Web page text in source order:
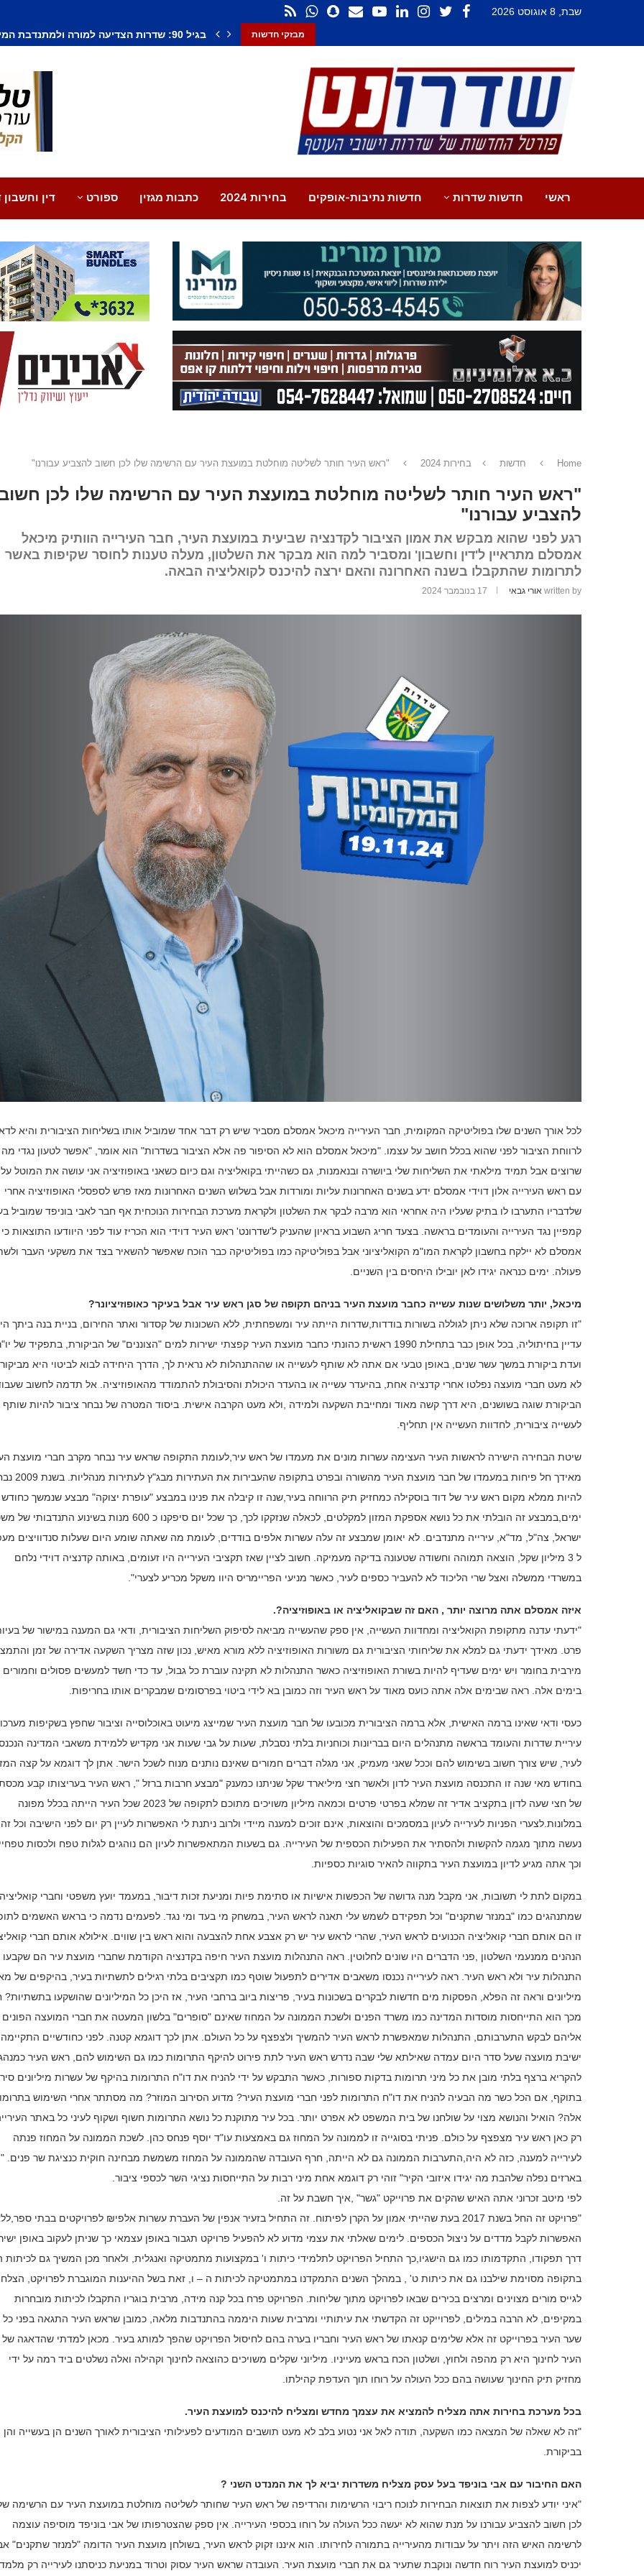
שבת, 8 אוגוסט 2026
מבזקי חדשות חשד לחיסול בנתיבות: אדם נורה למוות, צעיר
ראשי חדשות שדרות חדשות נתיבות-אופקים בחירות 2024 כתבות מגזין ספורט דין וחשבון
Home חדשות בחירות 2024 "ראש העיר חותר לשליטה מוחלטת במועצת העיר עם הרשימה שלו לכן חשוב להצביע עבורנו"
"ראש העיר חותר לשליטה מוחלטת במועצת העיר עם הרשימה שלו לכן חשוב
להצביע עבורנו"
רגע לפני שהוא מבקש את אמון הציבור לקדנציה שביעית במועצת העיר, חבר העירייה הוותיק מיכאל
אמסלם מתראיין ל'דין וחשבון' ומסביר למה הוא מבקר את השלטון, מעלה טענות לחוסר שקיפות באשר
לתרומות שהתקבלו בשנה האחרונה והאם ירצה להיכנס לקואליציה הבאה.
written by אורי גבאי 17 בנובמבר 2024
לכל אורך השנים שלו בפוליטיקה המקומית, חבר העירייה מיכאל אמסלם מסביר שיש רק דבר אחד שמוביל אותו בשליחות הציבורית והיא
לרווחת הציבור לפני שהוא בכלל חושב על עצמו. "מיכאל אמסלם הוא לא הסיפור פה אלא הציבור בשדרות" הוא אומר, "אפשר לטעון נגדי מה
שרוצים אבל תמיד מילאתי את השליחות שלי ביושרה ובנאמנות, גם כשהייתי בקואליציה וגם כיום כשאני באופוזיציה אני עושה את המוטל
עם ראש העירייה אלון דוידי אמסלם ידע בשנים האחרונות עליות ומורדות אבל בשלוש השנים האחרונות מאז פרש לספסלי האופוזיציה אחרי
שלדבריו התערבו לו בתיק שעליו היה אחראי הוא מרבה לבקר את השלטון ולקראת מערכת הבחירות הנוכחית אף חבר לאבי בוניפד שמוביל
קמפיין נגד העירייה והעומדים בראשה. בצעד חריג השבוע בראיון שהעניק ל'שדרונט' ראש העיר דוידי הוא הכריז עוד לפני היוודעו התוצאות כי
אמסלם לא יילקח בחשבון לקראת המו"מ הקואליציוני אבל בפוליטיקה כמו בפוליטיקה כבר הוכח שאפשר להשאיר בצד את משקעי העבר
פעולה. ימים כנראה יגידו לאן יובילו היחסים בין השניים.
מיכאל, יותר משלושים שנות עשייה כחבר מועצת העיר בניהם תקופה של סגן ראש עיר אבל בעיקר כאופוזיציונר?
"זו תקופה ארוכה שלא ניתן לגוללה בשורות בודדות,שדרות הייתה עיר ומשפחתית, ללא השכונות של קסדור ואתר החירום, בניית בנה ביתך
עדיין בחיתוליה, בכל אופן כבר בתחילת 1990 ראשית כהונתי כחבר מועצת העיר קפצתי ישירות למים "הצוננים" של הביקורת, בתפקיד של
ועדת ביקורת במשך עשר שנים, באופן טבעי אם אתה לא שותף לעשייה או שההתנהלות לא נראית לך, הדרך היחידה לבוא לביטוי היא
לא מעט חברי מועצה נפלטו אחרי קדנציה אחת, בהיעדר עשייה או בהעדר היכולת והסיבולת להתמודד מהאופוזיציה. אל תדמה לחשוב
הביקורת שוגה בשושנים, היא דרך קשה מאוד ומחייבת השקעה ולמידה ,ולא מעט הקרבה אישית. ביסוד המטרה של נבחר ציבור להיות שותף
לעשייה ציבורית, לחדוות העשייה אין תחליף.
שיטת הבחירה הישירה לראשות העיר העצימה עשרות מונים את מעמדו של ראש עיר,לעומת התקופה שראש עיר נבחר מקרב חברי מועצת
מאידך חל פיחות במעמדו של חבר מועצת העיר
להיות ממלא מקום ראש עיר של דוד בוסקילה כמחזיק תיק הרווחה בעיר,שנה זו קיבלה את פנינו במבצע "עופרת יצוקה" מבצע שנמשך כחודש
ימים,במבצע זה הובלתי את כל נושא אספקת המזון למקלטים, לכאלה שנזקקו לכך, כך שכל יום סיפקנו כ 600 מנות בשינוע
ישראל, צה"ל, מד"א, עירייה מתנדבים. לא יאומן שמבצע זה עלה עשרות אלפים בודדים, לעומת מה שאתה שומע היום שעלות סנדוויצים
ל 3 מיליון שקל, הוצאה תמוהה וחשודה שטעונה בדיקה מעמיקה. חשוב לציין שאז תקציבי העירייה היו זעומים, באותה קדנציה דוידי נלחם
במשרדי ממשלה ואצל שרי הליכוד לא להעביר כספים לעיר, כאשר מניעי הפריימריס היוו משקל מכריע לצערי".
איזה אמסלם אתה מרוצה יותר , האם זה שבקואליציה או באופוזיציה?.
"ידעתי עדנה מתקופת הקואליציה ומחדוות העשייה, אין ספק שהעשייה מביאה לסיפוק השליחות הציבורית, ודאי גם המענה במישור של
פרט. מאידך ידעתי גם למלא את שליחותי הציבורית גם משורות האופוזיציה ללא מורא מאיש, נכון שזה מצריך השקעה אדירה של זמן
מירבית בחומר ויש ימים שעדיף להיות בשורת האופוזיציה כאשר התנהלות לא תקינה עוברת כל גבול, עד כדי חשד למעשים פסולים וחמורים
בימים אלה. ראה שבימים אלה אתה כועס מאוד על ראש העיר וזה כמובן בא לידי ביטוי בפרסומים שמבקרים אותו בחריפות.
כעסי ודאי שאינו ברמה האישית, אלא ברמה הציבורית מכובעו של חבר מועצת העיר שמייצג מיעוט באוכלוסייה וציבור שחפץ בשקיפות
עיריית שדרות והעומד בראשה מתנהלים היום בבריונות וכוחניות בלתי נסבלת, שעות על גבי שעות אני מקדיש ללמידת משאבי המדינה
לעיר, שיש צורך חשוב בשימוש להם וככל שאני מעמיק, אני מגלה דברים חמורים שאינם נותנים מנוח לשכל הישר. אתן לך דוגמא על קצה
בחודש מאי שנה זו התכנסה מועצת העיר לדון ולאשר חצי מיליארד שקל שניתנו כמענק "מבצע חרבות ברזל ", ראש העיר בעריצותו קבע
של חצי שעה לדון בתקציב אדיר זה שמלא בפרטי פרטים וכמאה מיליון משויכים מתוכם לתקופה של 2023 שכל העיר הייתה בכלל מפונה
במלונות.לצערי הפניות לעירייה לעיון במסמכים והוצאות, אינם זוכים למענה מיידי ולרוב ניתנת לי האפשרות לעיין רק יום לפני הישיבה וכל זה
נעשה מתוך מגמה להקשות ולהסתיר את הפעילות הכספית של העירייה. גם בשעות המתאפשרות לעיון הם נוהגים לגלות טפח ולכסות
וכך אתה מגיע לדיון במועצת העיר בתקווה להאיר סוגיות כספיות.
במקום לתת לי תשובות, אני מקבל מנה גדושה של הכפשות אישיות או סתימת פיות ומניעת זכות דיבור, במעמד יועץ משפטי וחברי קואליציה
שמתנהגים כמו "במנזר שתקנים" וכל תפקידם לשמש עלי תאנה לראש העיר, במשחק מי בעד ומי נגד. לפעמים נדמה כי בראש האשמים
זו הם אותם חברי קואליציה הכנועים לראש העיר, שהרי לראש עיר יש רק אצבע אחת להצבעה והוא ראש בין שווים. אילולא אותם חברי
הנהנים ממנעמי השלטון ,פני הדברים היו שונים לחלוטין. ראה התנהלות מועצת העיר חיפה בקדנציה הקודמת שחברי מועצת עיר הם שקבעו
התנהלות עיר ולא ראש העיר. ראה לעירייה נכנסו משאבים אדירים לתפעול שוטף כמו תקציבים בלתי רגילים לתשתיות בעיר, בהיקפים של
מיליונים וראה זה הפלא, הפסקות מים חדשות לבקרים בשכונות בעיר, פריצות ביוב ברחבי העיר, אז היכן כל המיליונים שהושקעו בתשתיות?
מכך הוא התייחסות מוסדות המדינה כמו משרד הפנים ולשכת הממונה על המחוז שאינם "סופרים" בלשון המעטה את חברי המועצה הפונים
אליהם לבקש התערבותם, התנהלות שמאפשרת לראש העיר להמשיך ולצפצף על כל העולם. אתן לכך דוגמא קטנה. לפני כחודשיים התקיימה
ישיבת מועצה שעל סדר היום עמדה שאילתא שלי שבה נדרש ראש העיר לתת פירוט להיקף התרומות כמו גם השימוש להם, ראש העיר
להקריא ברצף בלתי מובן את כל מיני תרומות בדקות ספורות, כאשר התבקש על ידי להניח את דו"ח התרומות בהיקף של עשרות מיליונים
בתוקף, אם הכל כשר מה הבעיה להניח את דו"ח התרומות לפני חברי מועצת העיר? מדוע הסירוב המוזר? מה מסתתר אחרי השימוש
אלה? הואיל והנושא מצוי על שולחנו של בית המשפט לא אפרט יותר. בכל עיר מתוקנת כל נושא התרומות חשוף ושקוף לעיני כל באתר
רק כאן ראש עיר מצפצף על כולם. פניתי בסוגייה זו לממונה על המחוז גם באמצעות עו"ד יוסף פנחס כהן. לשכת הממונה על המחוז פנתה
לעירייה למענה, כזה לא היה,התערבות הממונה גם לא הייתה, חרף העובדה שהממונה על המחוז משמשת מבחינה חוקית כנציגת שר פנים.
בארזים נפלה שלהבת מה יגידו איזובי הקיר" זוהי רק דוגמא אחת מיני רבות על התייחסות נציגי השר לכספי ציבור.
לפי מיטב זכרוני אתה האיש שהקים את פרוייקט "גשר" ,איך חשבת על זה.
"פרויקט זה החל בשנת 2017 בעת שהייתי אמון על הקרן לפיתוח. זה התחיל בזעיר אנפין של העברת עשרות אלפי₪ לפרויקטים בבתי
האפשרות לקבל מדדים על ניצול הכספים. לימים שאלתי את עצמי מדוע לא להפעיל פרויקט תגבור באופן עצמאי כך שניתן לעקוב באופן
דרך תפקודו, התקדמותו כמו גם הישגיו,כך התחיל הפרויקט לתלמידי כיתות ו' במקצועות מתמטיקה ואנגלית, ולאחר מכן המשיך גם לכיתות
בתקופה מסוימת שילבנו גם את כיתות ט' , במהלך השנים התמקדנו במתמטיקה לכיתות ה – ו, זאת בשל ההיענות המוגברת לפרויקט,
לגייס מורים מצוינים ומרצים בכירים שבאו לפרויקט מתוך שליחות. הפרויקט פרח בכל קנה מידה, מרבית בוגריו התקבלו לכיתות מובחרות
במקיפים, לא הרבה במילים, לפרוייקט זה הקדשתי את עיתותיי ומרבית שעות היממה בהתנדבות מלאה, כמובן שראש העיר התגאה בפני כל
שער העיר בפרוייקט זה אלא שלימים קנאתו של ראש העיר וחבריו בערה בהם לחיסול הפרויקט שהפך למותג בעיר. מכאן למדתי שהדאגה
העיר לחינוך היא רק מהפה ולחוץ, ושלטון הכח בראש מעייניו. מיליוני שקלים משויכים כהוצאה לחינוך וקהילה ואלה נשלטים ביד רמה על ידי
מחזיק תיק החינוך שעושה בהם ככל העולה על רוחו תוך העדפת קהילתו.
בכל מערכת בחירות אתה מצליח להמציא את עצמך מחדש ומצליח להיכנס למועצת העיר.
"זה לא שאלה של המצאה כמו השקעה, תודה לאל אני נטוע בלב לא מעט תושבים המודעים לפעילותי הציבורית לאורך השנים הן בעשייה והן
בביקורת.
האם החיבור עם אבי בוניפד בעל עסק מצליח משדרות יביא לך את המנדט השני ?
"איני יודע לצפות את תוצאות הבחירות לנוכח ריבוי הרשימות והרדיפה של ראש העיר שחותר לשליטה מוחלטת במועצת העיר עם הרשימה
לכן חשוב להצביע עבורנו על מנת שהוא לא יעשה ככל העולה על רוחו בכספי העירייה. אין ספק שהצטרפותו של אבי בוניפד מוסיפה עוצמה
לרשימה האיש הזה ויתר על עבודות מהעירייה בתמורה לחירותו. הוא איננו זקוק לראש העיר, בשולחן מועצת העיר הדומה "למנזר שתקנים"
יכניס למועצת העיר רוח חדשה ונוקבת שתעיר גם את חברי מועצת העיר. העובדה שראש העיר עסוק וטרוד במניעת כניסתנו לעירייה רק